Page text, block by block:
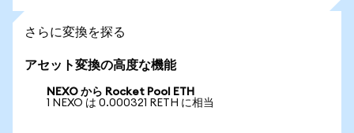
さらに変換を探る
アセット変換の高度な機能
NEXO から Rocket Pool ETH
1 NEXO は 0.000321 RETH に相当